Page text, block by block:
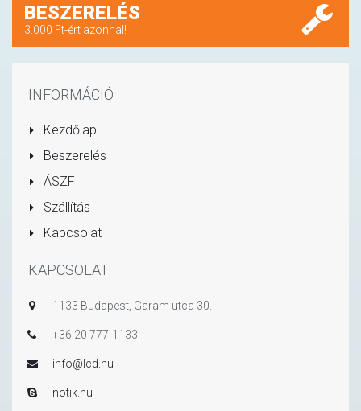
BESZERELÉS
3.000 Ft-ért azonnal!
INFORMÁCIÓ
Kezdőlap
Beszerelés
ÁSZF
Szállítás
Kapcsolat
KAPCSOLAT
1133 Budapest, Garam utca 30.
+36 20 777-1133
info@lcd.hu
notik.hu